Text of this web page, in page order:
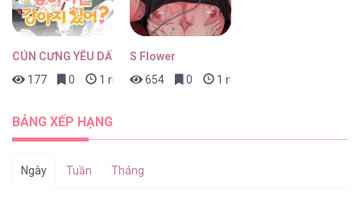
CÚN CƯNG YÊU DẤU
177
0 1 ngày trước
S Flower
654
0 1 ngày trước
BẢNG XẾP HẠNG
Ngày Tuần Tháng